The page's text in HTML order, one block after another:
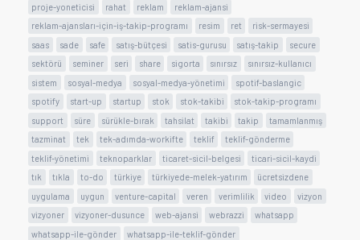
proje-yoneticisi
rahat reklam
reklam-ajansi
reklam-ajansları-için-iş-takip-programı
resim ret
risk-sermayesi
saas
sade safe satış-bütçesi satis-gurusu satış-takip
secure
sektörü
seminer seri share sigorta sınırsız
sınırsız-kullanıcı
sistem
sosyal-medya sosyal-medya-yönetimi
spotif-baslangic
spotify
start-up startup stok stok-takibi
stok-takip-programı
support
süre sürükle-bırak tahsilat takibi takip
tamamlanmış
tazminat
tek tek-adımda-workifte teklif
teklif-gönderme
teklif-yönetimi
teknoparklar ticaret-sicil-belgesi
ticari-sicil-kaydi
tık
tıkla to-do türkiye türkiyede-melek-yatırım
ücretsizdene
uygulama
uygun venture-capital veren verimlilik video
vizyon
vizyoner
vizyoner-dusunce web-ajansi webrazzi
whatsapp
whatsapp-ile-gönder
whatsapp-ile-teklif-gönder